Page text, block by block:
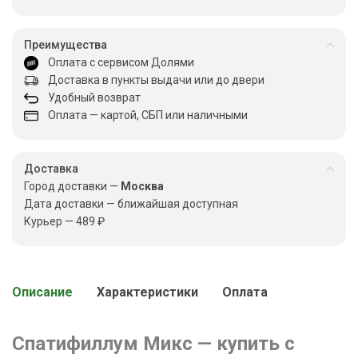
Преимущества
Оплата с сервисом Долями
Доставка в пункты выдачи или до двери
Удобный возврат
Оплата — картой, СБП или наличными
Доставка
Город доставки — Москва
Дата доставки — ближайшая доступная
Курьер — 489 ₽
Описание Характеристики Оплата
Спатифиллум Микс — купить с